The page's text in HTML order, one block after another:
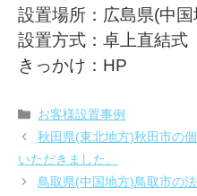
設置場所：広島県(中
設置方式：卓上直結式
きっかけ：HP
カ
テ
リ
ー
お客様設置事例
秋田県(東北地方)秋田市の
いただきました。
鳥取県(中国地方)鳥取市の